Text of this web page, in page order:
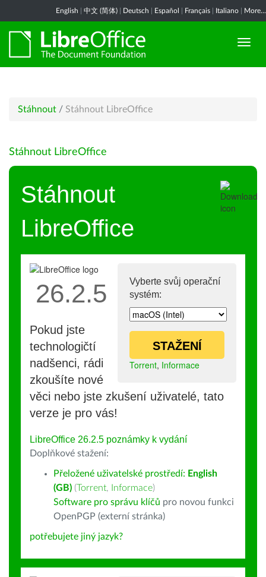
English 中文 (简体) Deutsch Español Français Italiano More...
Stáhnout / Stáhnout LibreOffice
Stáhnout LibreOffice
Stáhnout
LibreOffice
Vyberte svůj operační
systém:
STAŽENÍ
Torrent, Informace
26.2.5
Pokud jste
technologičtí
nadšenci, rádi
zkoušíte nové
věci nebo jste zkušení uživatelé, tato
verze je pro vás!
LibreOffice 26.2.5 poznámky k vydání
Doplňkové stažení:
Přeložené uživatelské prostředí: English
(GB) (Torrent, Informace)
Software pro správu klíčů pro novou funkci
OpenPGP (externí stránka)
potřebujete jiný jazyk?